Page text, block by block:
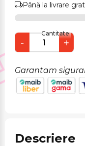
Până la livrare
Cantitate:
- +
Garantam
Descriere